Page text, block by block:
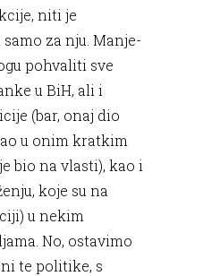
niti je
za nju. Manje-
pohvaliti sve
u BiH, ali i
(bar, onaj dio
u onim kratkim
bio na vlasti), kao i
koje su na
u nekim
No, ostavimo
te politike, s